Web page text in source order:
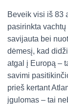
Beveik visi iš 83
pasirinkta
savijauta bei
dėmesį, kad
atgal į Europą –
savimi
prieš kertant
įgulomas – tai